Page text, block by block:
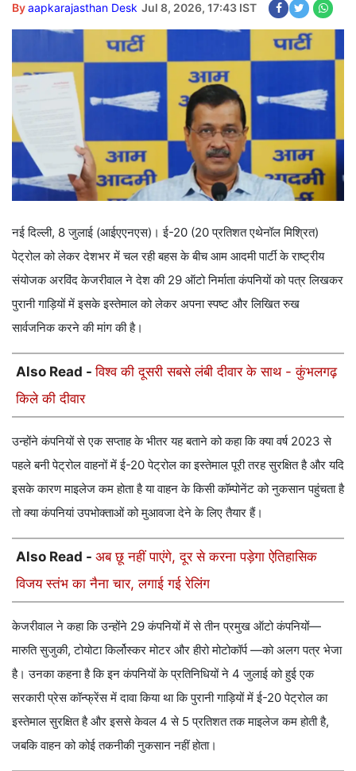
Byaapkarajasthan Desk Jul 8, 2026, 17:43 IST
नई दिल्ली, 8 जुलाई (आईएएनएस)। ई-20 (20 प्रतिशत एथेनॉल मिश्रित)
पेट्रोल को लेकर देशभर में चल रही बहस के बीच आम आदमी पार्टी के राष्ट्रीय
संयोजक अरविंद केजरीवाल ने देश की 29 ऑटो निर्माता कंपनियों को पत्र लिखकर
पुरानी गाड़ियों में इसके इस्तेमाल को लेकर अपना स्पष्ट और लिखित रुख
सार्वजनिक करने की मांग की है।
Also Read -विश्व की दूसरी सबसे लंबी दीवार के साथ - कुंभलगढ़
किले की दीवार
उन्होंने कंपनियों से एक सप्ताह के भीतर यह बताने को कहा कि क्या वर्ष 2023 से
पहले बनी पेट्रोल वाहनों में ई-20 पेट्रोल का इस्तेमाल पूरी तरह सुरक्षित है और यदि
इसके कारण माइलेज कम होता है या वाहन के किसी कॉम्पोनेंट को नुकसान पहुंचता है
तो क्या कंपनियां उपभोक्ताओं को मुआवजा देने के लिए तैयार हैं।
Also Read - अब छू नहीं पाएंगे, दूर से करना पड़ेगा ऐतिहासिक
विजय स्तंभ का नैना चार, लगाई गई रेलिंग
केजरीवाल ने कहा कि उन्होंने 29 कंपनियों में से तीन प्रमुख ऑटो कंपनियों—
मारुति सुजुकी, टोयोटा किर्लोस्कर मोटर और हीरो मोटोकॉर्प —को अलग पत्र भेजा
है। उनका कहना है कि इन कंपनियों के प्रतिनिधियों ने 4 जुलाई को हुई एक
सरकारी प्रेस कॉन्फ्रेंस में दावा किया था कि पुरानी गाड़ियों में ई-20 पेट्रोल का
इस्तेमाल सुरक्षित है और इससे केवल 4 से 5 प्रतिशत तक माइलेज कम होती है,
जबकि वाहन को कोई तकनीकी नुकसान नहीं होता।